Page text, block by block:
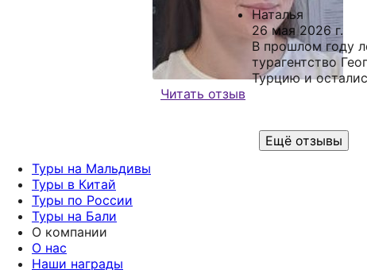
Наталья
26 мая 2026 г.
В прошлом году
турагентство
Турцию и
вариантов, из
Читать отзыв
Ещё отзывы
Туры на Мальдивы
Туры в Китай
Туры по России
Туры на Бали
О компании
О нас
Наши награды